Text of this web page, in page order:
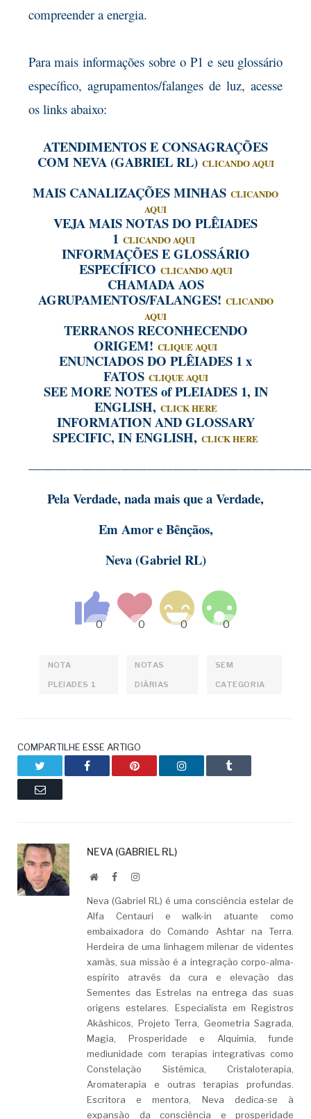
compreender a energia.
Para mais informações sobre o P1 e seu glossário
específico, agrupamentos/falanges de luz, acesse
os links abaixo:
ATENDIMENTOS E CONSAGRAÇÕES
COM NEVA (GABRIEL RL) CLICANDO AQUI
MAIS CANALIZAÇÕES MINHAS CLICANDO
AQUI
VEJA MAIS NOTAS DO PLÊIADES
1 CLICANDO AQUI
INFORMAÇÕES E GLOSSÁRIO
ESPECÍFICO CLICANDO AQUI
CHAMADA AOS
AGRUPAMENTOS/FALANGES! CLICANDO
AQUI
TERRANOS RECONHECENDO
ORIGEM! CLIQUE AQUI
ENUNCIADOS DO PLÊIADES 1 x
FATOS CLIQUE AQUI
SEE MORE NOTES of PLEIADES 1, IN
ENGLISH, CLICK HERE
INFORMATION AND GLOSSARY
SPECIFIC, IN ENGLISH, CLICK HERE
Pela Verdade, nada mais que a Verdade,
Em Amor e Bênçãos,
Neva (Gabriel RL)
NOTA
PLEIADES 1
NOTAS
DIÁRIAS
SEM
CATEGORIA
COMPARTILHE ESSE ARTIGO
Facebook Pinterest LinkedIn Tumblr
Email
NEVA (GABRIEL RL)
WebsiteFacebookLinkedIn
Neva (Gabriel RL) é uma consciência estelar de
Alfa Centauri e walk-in atuante como
embaixadora do Comando Ashtar na Terra.
Herdeira de uma linhagem milenar de videntes
xamãs, sua missão é a integração corpo-alma-
espírito através da cura e elevação das
Sementes das Estrelas na entrega das suas
origens estelares. Especialista em Registros
Akáshicos, Projeto Terra, Geometria Sagrada,
Magia, Prosperidade e Alquimia, funde
mediunidade com terapias integrativas como
Constelação Sistêmica, Cristaloterapia,
Aromaterapia e outras terapias profundas.
Escritora e mentora, Neva dedica-se à
expansão da consciência e prosperidade